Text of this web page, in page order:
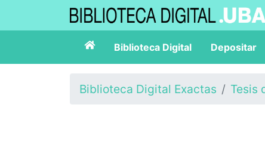
Biblioteca Digital Depositar
Biblioteca Digital Exactas Tesis